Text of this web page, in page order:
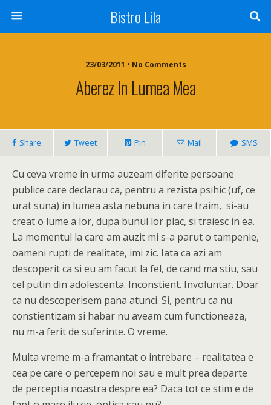
Bistro Lila
23/03/2011 • No Comments
Aberez In Lumea Mea
Share Tweet Pin Mail SMS
Cu ceva vreme in urma auzeam diferite persoane
publice care declarau ca, pentru a rezista psihic (uf, ce
urat suna) in lumea asta nebuna in care traim, si-au
creat o lume a lor, dupa bunul lor plac, si traiesc in ea.
La momentul la care am auzit mi s-a parut o tampenie,
oameni rupti de realitate, imi zic. Iata ca azi am
descoperit ca si eu am facut la fel, de cand ma stiu, sau
cel putin din adolescenta. Inconstient. Involuntar. Doar
ca nu descoperisem pana atunci. Si, pentru ca nu
constientizam si habar nu aveam cum functioneaza,
nu m-a ferit de suferinte. O vreme.
Multa vreme m-a framantat o intrebare – realitatea e
cea pe care o percepem noi sau e mult prea departe
de perceptia noastra despre ea? Daca tot ce stim e de